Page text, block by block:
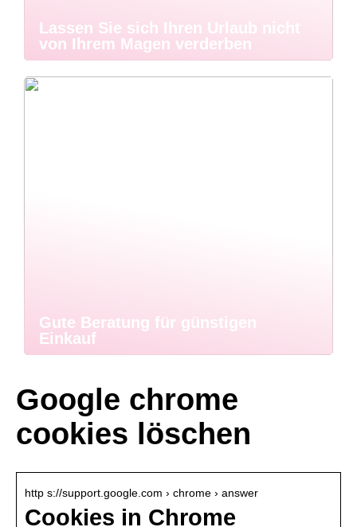
Lassen Sie sich Ihren Urlaub nicht
von Ihrem Magen verderben
Gute Beratung für günstigen
Einkauf
Google chrome
cookies löschen
http s://support.google.com › chrome › answer
Cookies in Chrome